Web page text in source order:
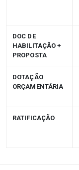
DOC DE
HABILITAÇÃO +
PROPOSTA
DOTAÇÃO
ORÇAMENTÁRIA
RATIFICAÇÃO